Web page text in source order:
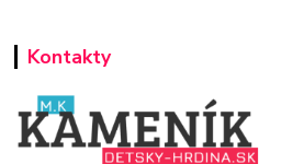
Kontakty